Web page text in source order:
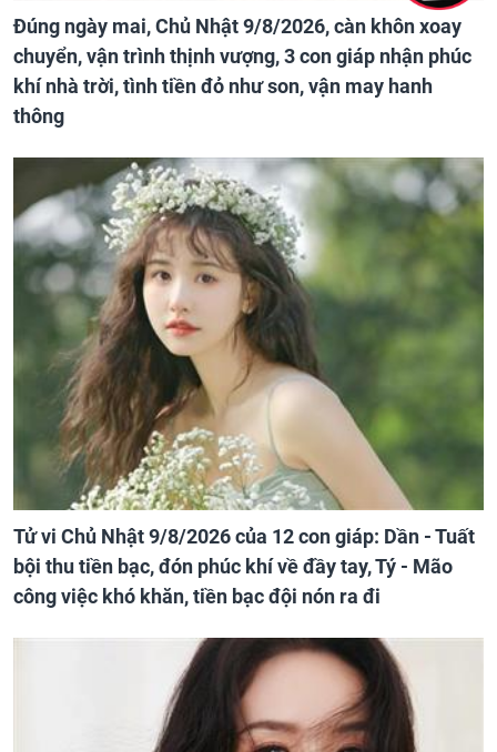
Đúng ngày mai, Chủ Nhật 9/8/2026, càn khôn xoay
chuyển, vận trình thịnh vượng, 3 con giáp nhận phúc
khí nhà trời, tình tiền đỏ như son, vận may hanh
thông
Tử vi Chủ Nhật 9/8/2026 của 12 con giáp: Dần - Tuất
bội thu tiền bạc, đón phúc khí về đầy tay, Tý - Mão
công việc khó khăn, tiền bạc đội nón ra đi